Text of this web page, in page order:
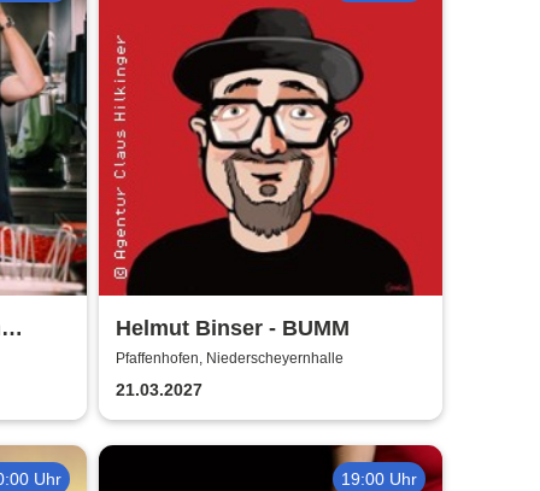
Helmut Binser - BUMM
Pfaffenhofen, Niederscheyernhalle
21.03.2027
Uhr 19:00 Uhr